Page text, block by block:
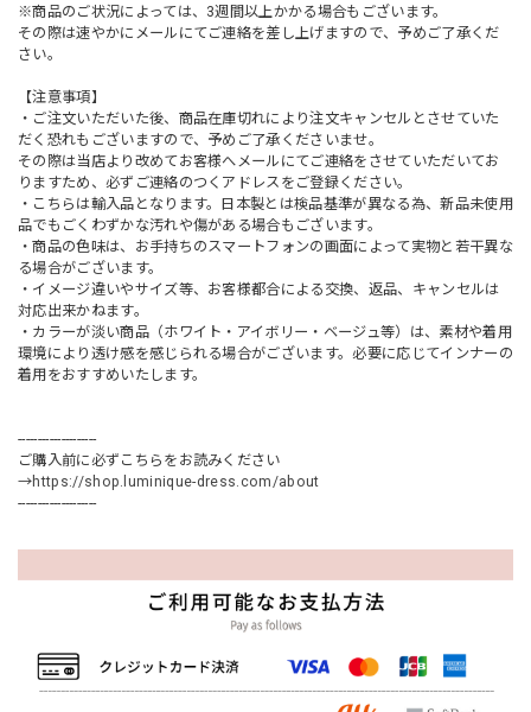
※商品のご状況によっては、3週間以上かかる場合もございます。
その際は速やかにメールにてご連絡を差し上げますので、予めご了承くだ
さい。
【注意事項】
・ご注文いただいた後、商品在庫切れにより注文キャンセルとさせていた
だく恐れもございますので、予めご了承くださいませ。
その際は当店より改めてお客様へメールにてご連絡をさせていただいてお
りますため、必ずご連絡のつくアドレスをご登録ください。
・こちらは輸入品となります。日本製とは検品基準が異なる為、新品未使用
品でもごくわずかな汚れや傷がある場合もございます。
・商品の色味は、お手持ちのスマートフォンの画面によって実物と若干異な
る場合がございます。
・イメージ違いやサイズ等、お客様都合による交換、返品、キャンセルは
対応出来かねます。
・カラーが淡い商品（ホワイト・アイボリー・ベージュ等）は、素材や着用
環境により透け感を感じられる場合がございます。必要に応じてインナーの
着用をおすすめいたします。
--------------------
ご購入前に必ずこちらをお読みください
→https://shop.luminique-dress.com/about
--------------------